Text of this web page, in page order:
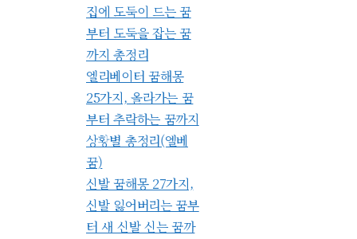
집에 도둑이 드는 꿈
부터 도둑을 잡는 꿈
까지 총정리
엘리베이터 꿈해몽
25가지, 올라가는 꿈
부터 추락하는 꿈까지
상황별 총정리(엘베
꿈)
신발 꿈해몽 27가지,
신발 잃어버리는 꿈부
터 새 신발 신는 꿈까